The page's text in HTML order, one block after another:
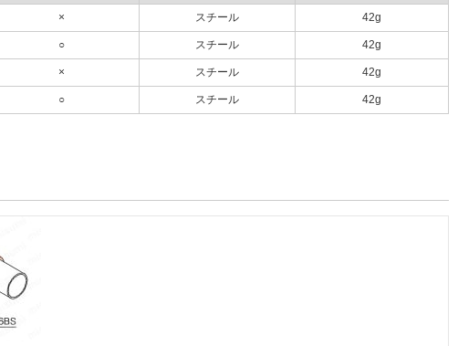
× スチール 42g
○ スチール 42g
× スチール 42g
○ スチール 42g